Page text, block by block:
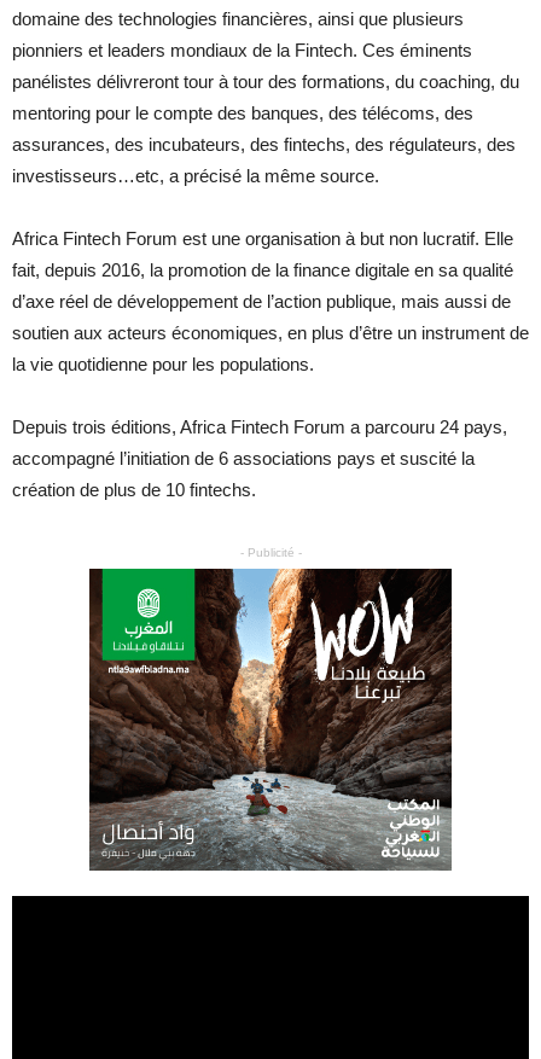
domaine des technologies financières, ainsi que plusieurs
pionniers et leaders mondiaux de la Fintech. Ces éminents
panélistes délivreront tour à tour des formations, du coaching, du
mentoring pour le compte des banques, des télécoms, des
assurances, des incubateurs, des fintechs, des régulateurs, des
investisseurs…etc, a précisé la même source.
Africa Fintech Forum est une organisation à but non lucratif. Elle
fait, depuis 2016, la promotion de la finance digitale en sa qualité
d’axe réel de développement de l’action publique, mais aussi de
soutien aux acteurs économiques, en plus d’être un instrument de
la vie quotidienne pour les populations.
Depuis trois éditions, Africa Fintech Forum a parcouru 24 pays,
accompagné l’initiation de 6 associations pays et suscité la
création de plus de 10 fintechs.
- Publicité -